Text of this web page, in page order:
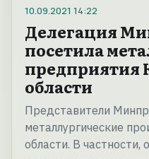
10.09.2021 14:22
Делегация
посетила
предприятия
области
Представители
металлургические
области. В частности,